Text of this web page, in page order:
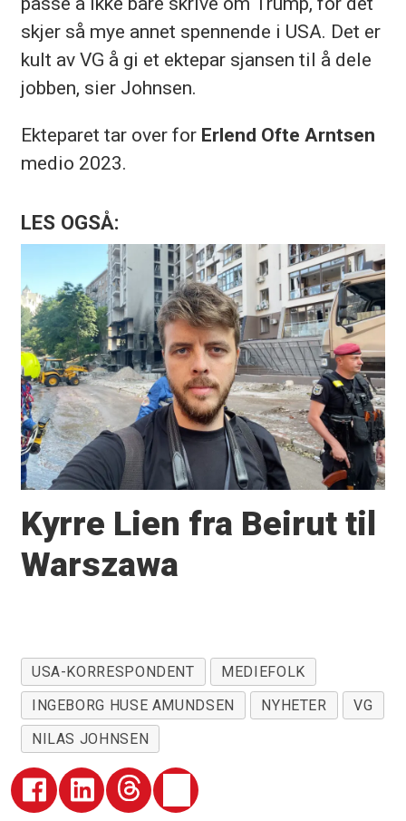
skjer så mye annet spennende i USA. Det er
kult av VG å gi et ektepar sjansen til å dele
jobben, sier Johnsen.
Ekteparet tar over for Erlend Ofte Arntsen
medio 2023.
LES OGSÅ:
Kyrre Lien fra Beirut til
Warszawa
USA-KORRESPONDENT
MEDIEFOLK
INGEBORG HUSE AMUNDSEN
NYHETER
VG
NILAS JOHNSEN